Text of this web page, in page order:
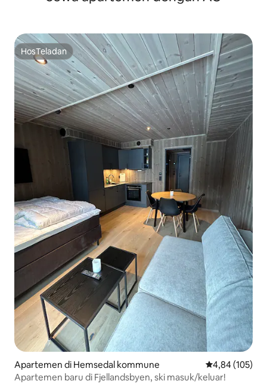
HosTeladan
HosTeladan
Apartemen di Hemsedal kommune Nilai rata-rata
4,84 (105)
Apartemen baru di Fjellandsbyen, ski masuk/keluar!